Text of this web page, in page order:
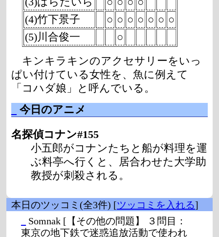
(4)竹下景子
○ ○ ○ ○ ○ ○ ○
(5)川合俊一
○
キンキラキンのアクセサリーをいっ
ぱい付けている女性を、魚に例えて
「コハダ娘」と呼んでいる。
今日のアニメ
名探偵コナン#155
小五郎がコナンたちと船が料理を運
ぶ料亭へ行くと、居合わせた大学助
教授が刺殺される。
本日のツッコミ(全3件) [ツッコミを入れる]
Somnak [【その他の問題】 ３問目：
東京の地下鉄で迷惑追放活動で使われ